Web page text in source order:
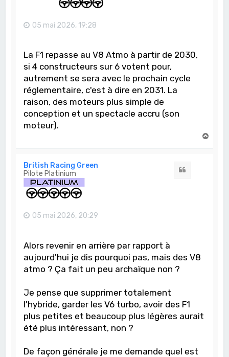
05 mai 2026, 19:28
La F1 repasse au V8 Atmo à partir de 2030,
si 4 constructeurs sur 6 votent pour,
autrement se sera avec le prochain cycle
réglementaire, c'est à dire en 2031. La
raison, des moteurs plus simple de
conception et un spectacle accru (son
moteur).
British Racing Green
Pilote Platinium
05 mai 2026, 20:29
Alors revenir en arrière par rapport à
aujourd'hui je dis pourquoi pas, mais des V8
atmo ? Ça fait un peu archaïque non ?
Je pense que supprimer totalement
l'hybride, garder les V6 turbo, avoir des F1
plus petites et beaucoup plus légères aurait
été plus intéressant, non ?
De façon générale je me demande quel est